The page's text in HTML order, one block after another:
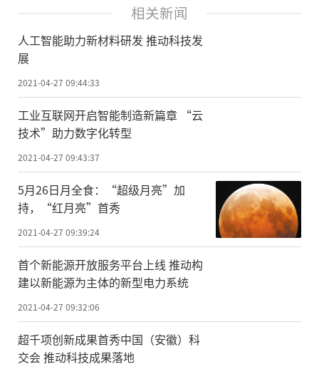
由人工完成将花费数月时间。不久前，日本
大阪大学一名教授利用1200种光伏电池材料
作为训练数据库，通过机器学习算法研究高
分子材料结构和光电感应之间的关系，成功
在1分钟内筛选出有潜在应用价值的化合物结
构，传统方法则需5—6年时间。
这样的成功应用蕴藏了探索新材料和科
技进步的无限可能。纵观人类历史，每一次
科技革命都与材料的发展息息相关。工业革
命前，石器、青铜器、铁器的发展将手工业
逐渐从狩猎和农牧业中分离出来。第一次工
业革命后，钢铁和复合材料逐渐占据了人们
的日常生活。第三次工业革命后，半导体、
高晶硅、高分子材料迅速发展，成为需求量
巨大的新材料。本世纪以来，随着高端制造
相关新闻
人工智能助力新材料研发 推动科技发
展
2021-04-27 09:44:33
工业互联网开启智能制造新篇章 “云
技术”助力数字化转型
2021-04-27 09:43:37
5月26日月全食：“超级月亮”加
持，“红月亮”首秀
2021-04-27 09:39:24
首个新能源开放服务平台上线 推动构
建以新能源为主体的新型电力系统
2021-04-27 09:32:06
超千项创新成果首秀中国（安徽）科
交会 推动科技成果落地